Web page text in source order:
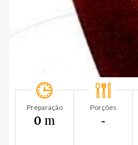
Preparação
0 m
Porções
‐